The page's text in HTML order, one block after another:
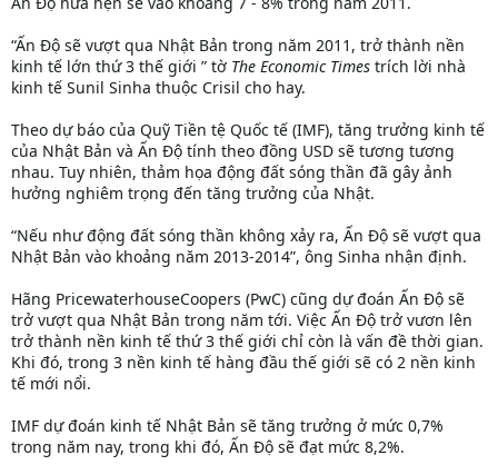
“Ấn Độ sẽ vượt qua Nhật Bản trong năm 2011, trở thành nền
kinh tế lớn thứ 3 thế giới ” tờ The Economic Times trích lời nhà
kinh tế Sunil Sinha thuộc Crisil cho hay.
Theo dự báo của Quỹ Tiền tệ Quốc tế (IMF), tăng trưởng kinh tế
của Nhật Bản và Ấn Độ tính theo đồng USD sẽ tương tương
nhau. Tuy nhiên, thảm họa động đất sóng thần đã gây ảnh
hưởng nghiêm trọng đến tăng trưởng của Nhật.
“Nếu như động đất sóng thần không xảy ra, Ấn Độ sẽ vượt qua
Nhật Bản vào khoảng năm 2013-2014”, ông Sinha nhận định.
Hãng PricewaterhouseCoopers (PwC) cũng dự đoán Ấn Độ sẽ
trở vượt qua Nhật Bản trong năm tới. Việc Ấn Độ trở vươn lên
trở thành nền kinh tế thứ 3 thế giới chỉ còn là vấn đề thời gian.
Khi đó, trong 3 nền kinh tế hàng đầu thế giới sẽ có 2 nền kinh
tế mới nổi.
IMF dự đoán kinh tế Nhật Bản sẽ tăng trưởng ở mức 0,7%
trong năm nay, trong khi đó, Ấn Độ sẽ đạt mức 8,2%.